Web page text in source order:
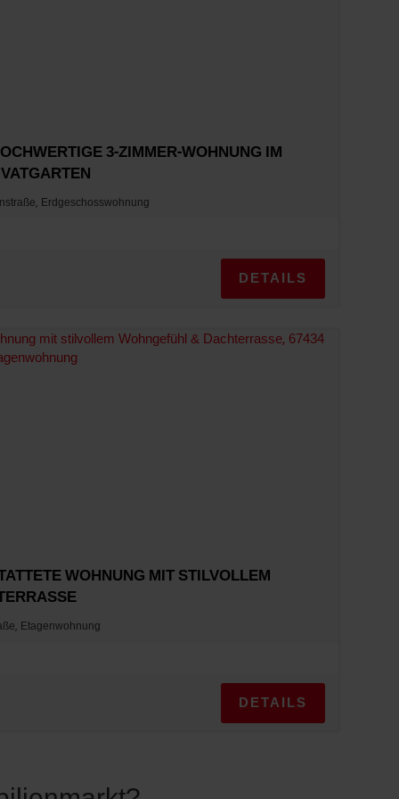
3-ZIMMER-WOHNUNG IM E
Erdgeschosswohnung
DETAILS
WOHNUNG MIT STILVOLLEM
Etagenwohnung
DETAILS